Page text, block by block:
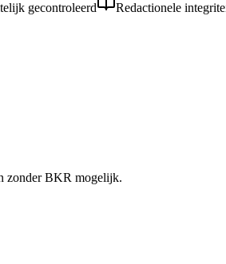
gecontroleerd
Redactionele
zonder BKR mogelijk.